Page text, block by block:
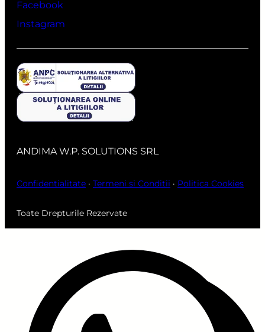
Facebook
Instagram
ANDIMA W.P. SOLUTIONS SRL
Confidentialitate · Termeni si Conditii · Politica Cookies
Toate Drepturile Rezervate